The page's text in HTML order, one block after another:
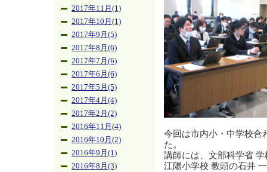
2017年11月(1)
2017年10月(1)
2017年9月(5)
2017年8月(6)
2017年7月(6)
2017年6月(6)
2017年5月(5)
2017年4月(4)
2017年2月(2)
2016年11月(4)
2016年10月(2)
2016年9月(1)
2016年8月(3)
今回は市内小・中学校合
た。
講師には、文部科学省
江陽小学校 教頭の石井